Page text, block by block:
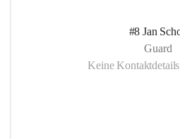
#8 Jan
Guard
Keine